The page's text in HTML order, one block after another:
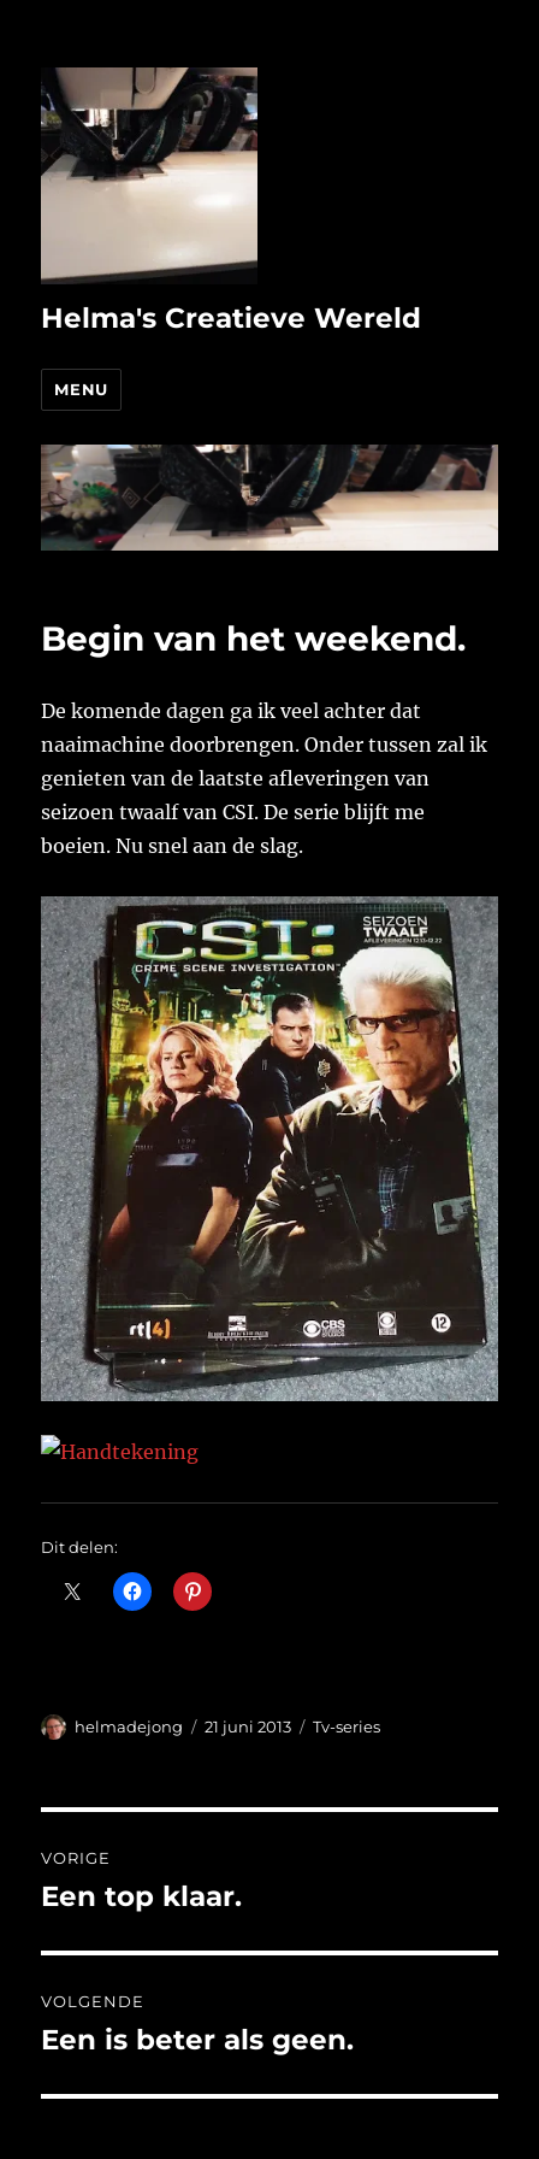
Helma's Creatieve Wereld
MENU
Begin van het weekend.
De komende dagen ga ik veel achter dat
naaimachine doorbrengen. Onder tussen zal ik
genieten van de laatste afleveringen van
seizoen twaalf van CSI. De serie blijft me
boeien. Nu snel aan de slag.
Dit delen:
Auteur
helmadejong
Geplaatst
21 juni 2013 Categorieën
Tv-series
navigatie
VORIGE
Vorig
Een top klaar.
VOLGENDE
Volgend
Een is beter als geen.